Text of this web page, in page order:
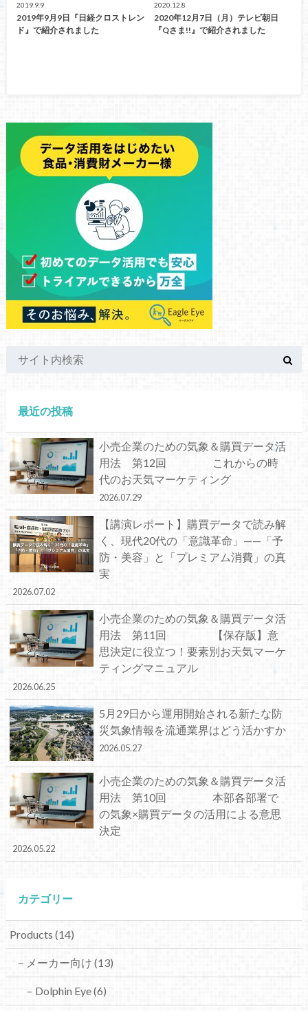
2019.9.9
2019年9月9日『日経クロストレン
ド』で紹介されました
2020.12.8
2020年12月7日（月）テレビ朝日
『Qさま!!』で紹介されました
最近の投稿
小売企業のための気象＆購買データ活
用法 第12回 これからの時
代のお天気マーケティング
2026.07.29
【講演レポート】購買データで読み解
く、現代20代の「意識革命」——「予
防・美容」と「プレミアム消費」の真
実
2026.07.02
小売企業のための気象＆購買データ活
用法 第11回 【保存版】意
思決定に役立つ！要素別お天気マーケ
ティングマニュアル
2026.06.25
5月29日から運用開始される新たな防
災気象情報を流通業界はどう活かすか
2026.05.27
小売企業のための気象＆購買データ活
用法 第10回 本部各部署で
の気象×購買データの活用による意思
決定
2026.05.22
カテゴリー
Products (14)
－メーカー向け (13)
－Dolphin Eye(6)